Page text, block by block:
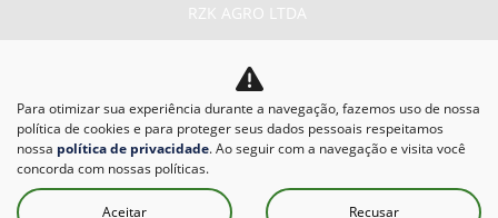
RZK AGRO LTDA
No trânsito, enxergar o
Para otimizar sua experiência durante a navegação, fazemos uso de nossa
política de cookies e para proteger seus dados pessoais respeitamos
nossa política de privacidade. Ao seguir com a navegação e visita você
concorda com nossas políticas.
Aceitar Recusar